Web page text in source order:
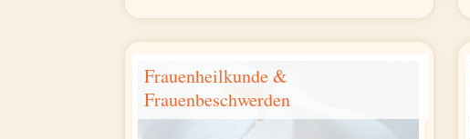
Frauenheilkunde &
Frauenbeschwerden